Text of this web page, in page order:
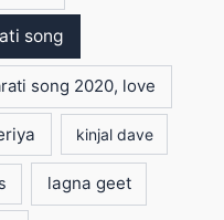
song
song 2020, love
kinjal dave
lagna geet